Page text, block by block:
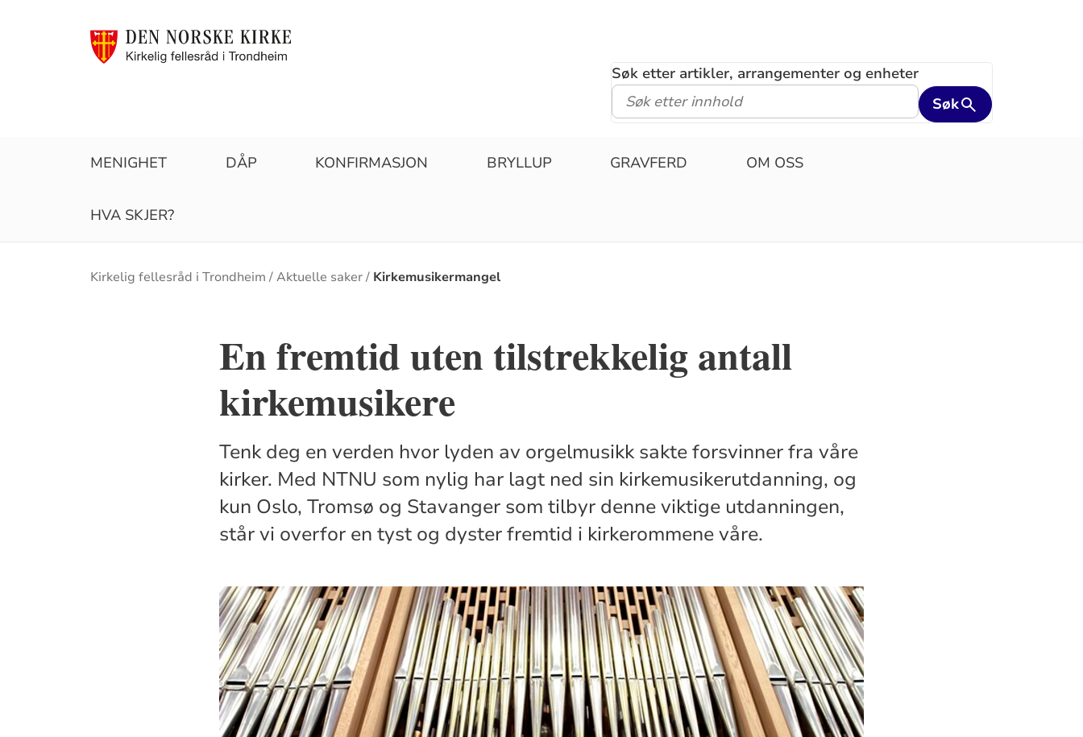
Søk etter artikler, arrangementer og enheter
Søk
MENIGHET DÅP KONFIRMASJON BRYLLUP GRAVFERD OM OSS
HVA SKJER?
Brødsmulesti
Kirkelig fellesråd i Trondheim Aktuelle saker Kirkemusikermangel
En fremtid uten tilstrekkelig antall
kirkemusikere
Tenk deg en verden hvor lyden av orgelmusikk sakte forsvinner fra våre
kirker. Med NTNU som nylig har lagt ned sin kirkemusikerutdanning, og
kun Oslo, Tromsø og Stavanger som tilbyr denne viktige utdanningen,
står vi overfor en tyst og dyster fremtid i kirkerommene våre.